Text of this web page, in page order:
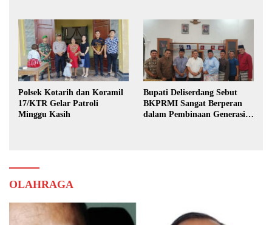
Polsek Kotarih dan Koramil
17/KTR Gelar Patroli
Minggu Kasih
Bupati Deliserdang Sebut
BKPRMI Sangat Berperan
dalam Pembinaan Generasi
OLAHRAGA